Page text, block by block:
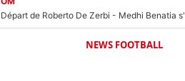
NEWS FOOTBALL